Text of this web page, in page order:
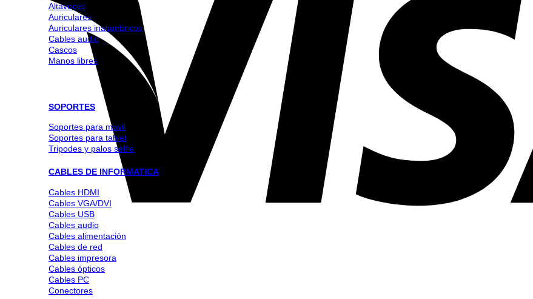
Altavoces
Auriculares
Auriculares inalambricos
Cables audio
Cascos
Manos libres
SOPORTES
Soportes para movil
Soportes para tablet
Tripodes y palos selfie
CABLES DE INFORMATICA
Cables HDMI
Cables VGA/DVI
Cables USB
Cables audio
Cables alimentación
Cables de red
Cables impresora
Cables ópticos
Cables PC
Conectores